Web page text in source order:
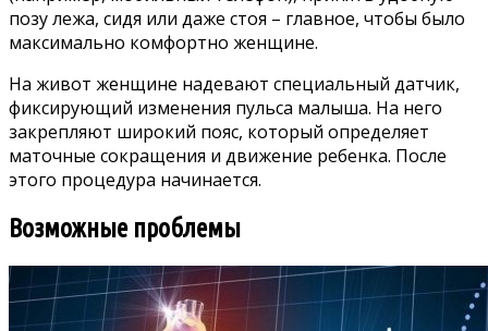
позу лежа, сидя или даже стоя – главное, чтобы было
максимально комфортно женщине.
На живот женщине надевают специальный датчик,
фиксирующий изменения пульса малыша. На него
закрепляют широкий пояс, который определяет
маточные сокращения и движение ребенка. После
этого процедура начинается.
Возможные проблемы